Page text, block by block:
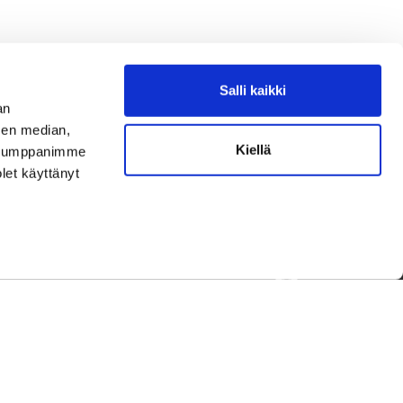
median,
käyttänyt
Salli kaikki
Kiellä